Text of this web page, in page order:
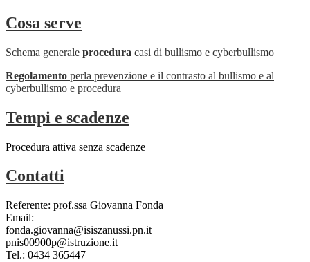
Cosa serve
Schema generale procedura casi di bullismo e cyberbullismo
Regolamento perla prevenzione e il contrasto al bullismo e al
cyberbullismo e procedura
Tempi e scadenze
Procedura attiva senza scadenze
Contatti
Referente: prof.ssa Giovanna Fonda
Email:
fonda.giovanna@isiszanussi.pn.it
pnis00900p@istruzione.it
Tel.: 0434 365447